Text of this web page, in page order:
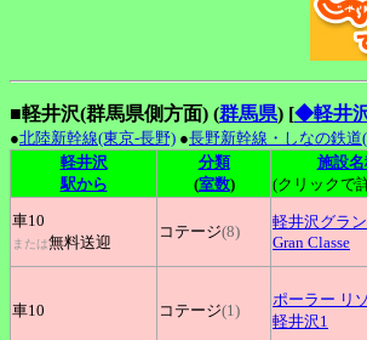
■軽井沢(群馬県側方面) (群馬県) [◆軽井
●北陸新幹線(東京-長野) ●長野新幹線・しなの鉄道
軽井沢
駅から
分類
(室数)
施設名
(クリックで
車10
または無料送迎
コテージ(8)
軽井沢グラ
Gran Classe
車10 コテージ(1)
ポーラー リ
軽井沢1